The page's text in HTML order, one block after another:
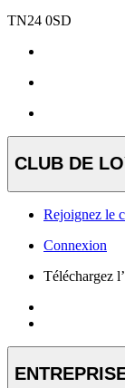
TN24 0SD
CLUB DE
Rejoignez le
Connexion
Téléchargez